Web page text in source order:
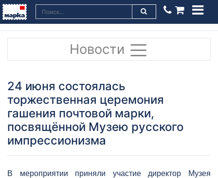
Новости
24 июня состоялась
торжественная церемония
гашения почтовой марки,
посвящённой Музею русского
импрессионизма
В мероприятии приняли участие директор Музея